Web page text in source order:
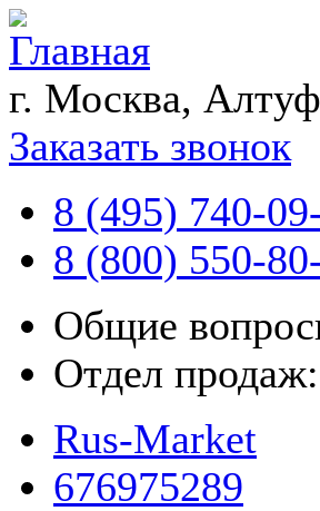
г. Москва,
Заказать звонок
8 (495) 740-
8 (800) 550-
Общие
Отдел продаж:
Rus-Market
676975289